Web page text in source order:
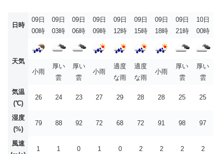
日時
09日
00時
09日
03時
09日
06時
09日
09時
09日
12時
09日
15時
09日
18時
09日
21時
10日
00時
天気
小雨
厚い
雲
厚い
雲
小雨
適度
な雨
適度
な雨
小雨
厚い
雲
厚い
雲
気温
(℃)
26 24 23 27 29 28 28 25 25
湿度
(%)
79 88 92 72 68 72 91 98 97
風速
1 1 0 1 0 2 2 2 2